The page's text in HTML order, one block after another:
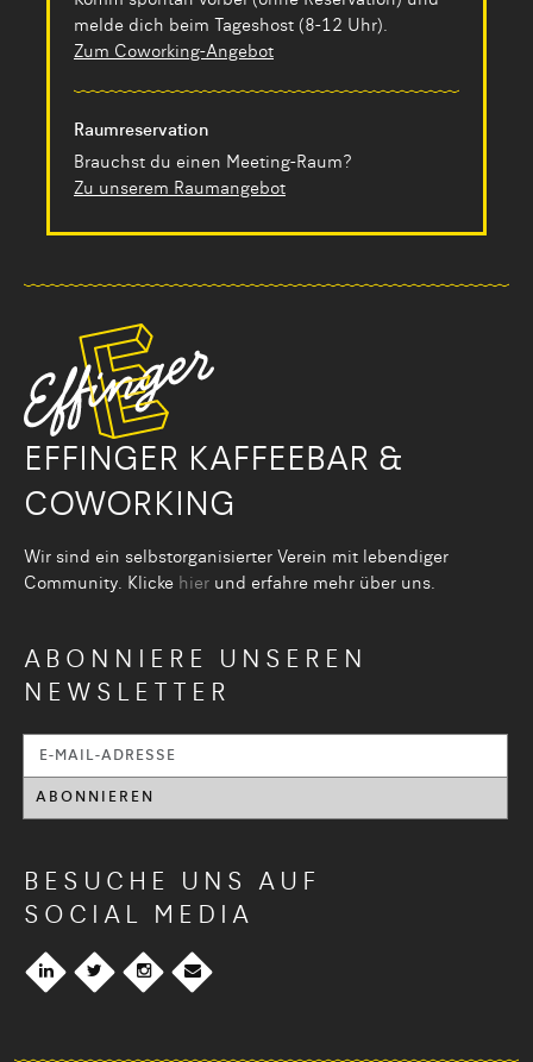
EFFINGER KAFFEEBAR &
COWORKING
Wir sind ein selbstorganisier­ter Verein mit lebendiger
Community. Klicke hier und erfahre mehr über uns.
ABONNIERE UNSEREN
NEWSLETTER
BESUCHE UNS AUF
SOCIAL MEDIA
melde dich beim Tageshost (8-12 Uhr).
Zum Coworking-Angebot
Raumreservation
Brauchst du einen Meeting-Raum?
Zu unserem Raumangebot